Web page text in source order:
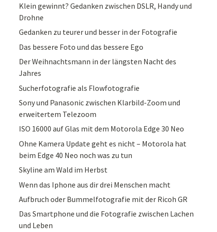
Klein gewinnt? Gedanken zwischen DSLR, Handy und
Drohne
Gedanken zu teurer und besser in der Fotografie
Das bessere Foto und das bessere Ego
Der Weihnachtsmann in der längsten Nacht des
Jahres
Sucherfotografie als Flowfotografie
Sony und Panasonic zwischen Klarbild-Zoom und
erweitertem Telezoom
ISO 16000 auf Glas mit dem Motorola Edge 30 Neo
Ohne Kamera Update geht es nicht – Motorola hat
beim Edge 40 Neo noch was zu tun
Skyline am Wald im Herbst
Wenn das Iphone aus dir drei Menschen macht
Aufbruch oder Bummelfotografie mit der Ricoh GR
Das Smartphone und die Fotografie zwischen Lachen
und Leben